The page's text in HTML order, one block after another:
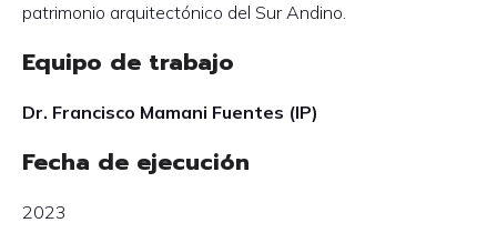
patrimonio arquitectónico del Sur Andino.
Equipo de trabajo
Dr. Francisco Mamani Fuentes (IP)
Fecha de ejecución
2023